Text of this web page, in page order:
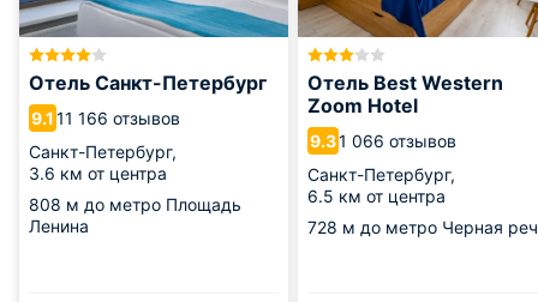
Отель Санкт-Петербург
9.111 166 отзывов
Санкт-Петербург,
3.6 км от центра
808 м до метро Площадь
Ленина
Отель Best Western
Zoom Hotel
9.31 066 отзывов
Санкт-Петербург,
6.5 км от центра
728 м до метро Черная